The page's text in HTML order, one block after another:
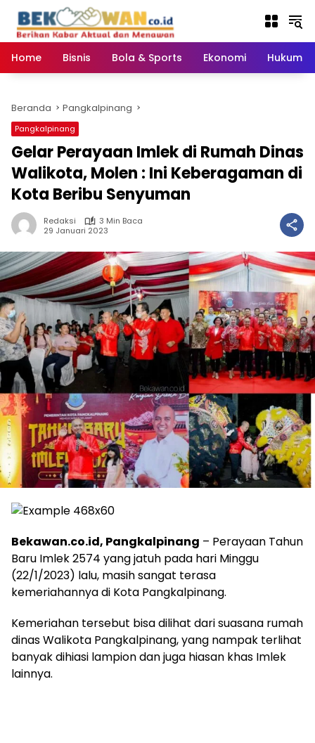
konten
Home
Bisnis Bola & Sports Ekonomi Hukum
Beranda Pangkalpinang
Pangkalpinang
Gelar Perayaan Imlek di Rumah Dinas
Walikota, Molen : Ini Keberagaman di
Kota Beribu Senyuman
Redaksi
3 Min Baca
29 Januari 2023
Bekawan.co.id, Pangkalpinang – Perayaan Tahun
Baru Imlek 2574 yang jatuh pada hari Minggu
(22/1/2023) lalu, masih sangat terasa
kemeriahannya di Kota Pangkalpinang.
Kemeriahan tersebut bisa dilihat dari suasana rumah
dinas Walikota Pangkalpinang, yang nampak terlihat
banyak dihiasi lampion dan juga hiasan khas Imlek
lainnya.